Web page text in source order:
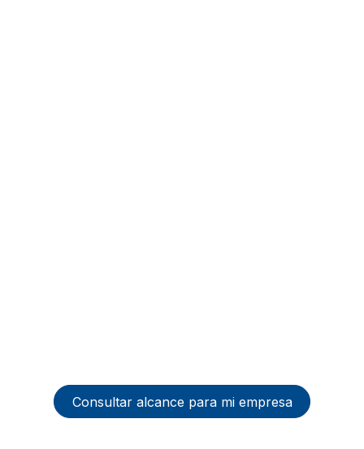
Consultar alcance para mi empresa